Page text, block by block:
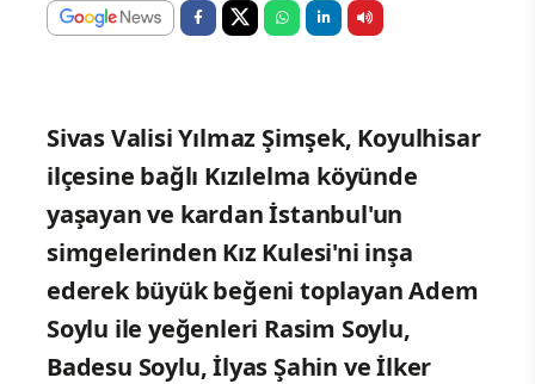
Sivas Valisi Yılmaz Şimşek, Koyulhisar
ilçesine bağlı Kızılelma köyünde
yaşayan ve kardan İstanbul'un
simgelerinden Kız Kulesi'ni inşa
ederek büyük beğeni toplayan Adem
Soylu ile yeğenleri Rasim Soylu,
Badesu Soylu, İlyas Şahin ve İlker